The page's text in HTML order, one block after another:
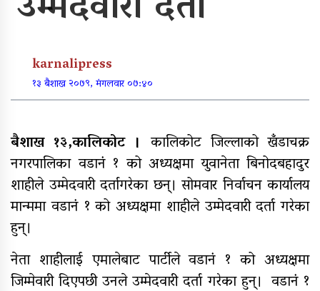
खुर्रा खोलाको पुल ४ वर्षदेखि अलपत्र
व्यक्तिगत लगानीमा भगवान शिवको मूर्ति
स्थापना
अन्तर जिल्ला पालिकास्तरीय समन्वय
बैठक महाबुधाममा सम्पन्न
karnalipress
१३ बैशाख २०७९, मंगलवार ०७:४०
बैशाख १३,कालिकोट । कालिकोट जिल्लाको खँडाचक्र
नगरपालिका वडानं १ को अध्यक्षमा युवानेता बिनोदबहादुर
शाहीले उम्मेदवारी दर्तागरेका छन्। सोमवार निर्वाचन कार्यालय
मान्ममा वडानं १ को अध्यक्षमा शाहीले उम्मेदवारी दर्ता गरेका
हुन्।
नेता शाहीलाई एमालेबाट पार्टीले वडानं १ को अध्यक्षमा
जिम्मेवारी दिएपछी उनले उम्मेदवारी दर्ता गरेका हुन्। वडानं १